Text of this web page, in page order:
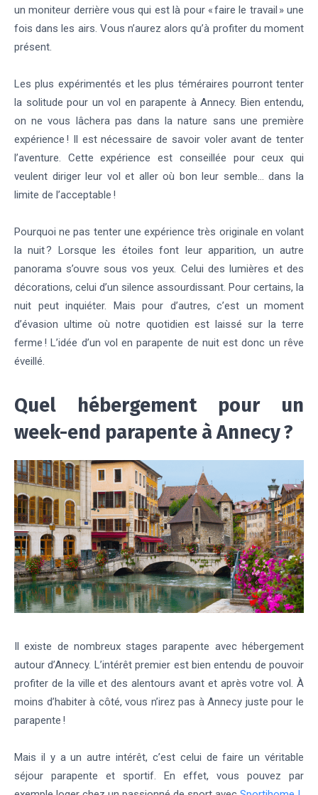
un moniteur derrière vous qui est là pour « faire le travail » une
fois dans les airs. Vous n’aurez alors qu’à profiter du moment
présent.
Les plus expérimentés et les plus téméraires pourront tenter
la solitude pour un vol en parapente à Annecy. Bien entendu,
on ne vous lâchera pas dans la nature sans une première
expérience ! Il est nécessaire de savoir voler avant de tenter
l’aventure. Cette expérience est conseillée pour ceux qui
veulent diriger leur vol et aller où bon leur semble… dans la
limite de l’acceptable !
Pourquoi ne pas tenter une expérience très originale en volant
la nuit ? Lorsque les étoiles font leur apparition, un autre
panorama s’ouvre sous vos yeux. Celui des lumières et des
décorations, celui d’un silence assourdissant. Pour certains, la
nuit peut inquiéter. Mais pour d’autres, c’est un moment
d’évasion ultime où notre quotidien est laissé sur la terre
ferme ! L’idée d’un vol en parapente de nuit est donc un rêve
éveillé.
Quel hébergement pour un
week-end parapente à Annecy ?
Il existe de nombreux stages parapente avec hébergement
autour d’Annecy. L’intérêt premier est bien entendu de pouvoir
profiter de la ville et des alentours avant et après votre vol. À
moins d’habiter à côté, vous n’irez pas à Annecy juste pour le
parapente !
Mais il y a un autre intérêt, c’est celui de faire un véritable
séjour parapente et sportif. En effet, vous pouvez par